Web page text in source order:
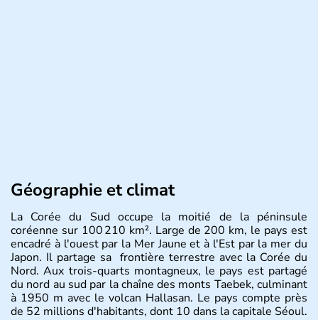
Géographie et climat
La Corée du Sud occupe la moitié de la péninsule
coréenne sur 100 210 km². Large de 200 km, le pays est
encadré à l'ouest par la Mer Jaune et à l'Est par la mer du
Japon. Il partage sa frontière terrestre avec la Corée du
Nord. Aux trois-quarts montagneux, le pays est partagé
du nord au sud par la chaîne des monts Taebek, culminant
à 1950 m avec le volcan Hallasan. Le pays compte près
de 52 millions d'habitants, dont 10 dans la capitale Séoul.